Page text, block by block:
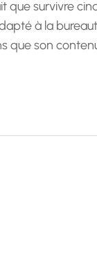
que survivre
à la
que son